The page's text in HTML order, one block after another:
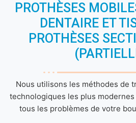
PROTHÈSES
DENTAIRE ET
PROTHÈSES
Nous utilisons les méthodes de
technologiques les plus
tous les problèmes de votre